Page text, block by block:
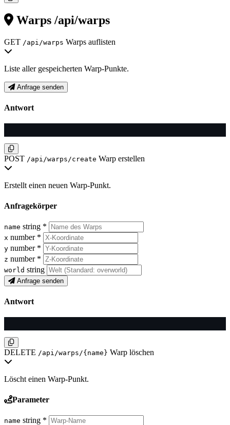
Warps /api/warps
GET /api/warps Warps auflisten
Liste aller gespeicherten Warp-Punkte.
Anfrage senden
Antwort
POST /api/warps/create Warp erstellen
Erstellt einen neuen Warp-Punkt.
Anfragekörper
name string *
x number *
y number *
z number *
world string
Anfrage senden
Antwort
DELETE /api/warps/{name} Warp löschen
Löscht einen Warp-Punkt.
Parameter
name string *